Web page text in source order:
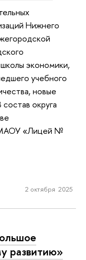
Нижнего
экономики,
учебного
новые
округа
МАОУ «Лицей №
2 октября 2025
развитию»